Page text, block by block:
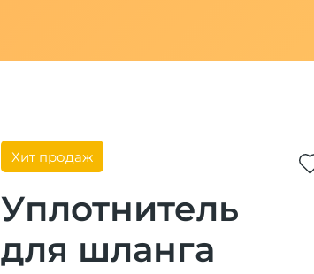
Хит продаж
Уплотнитель
для шланга